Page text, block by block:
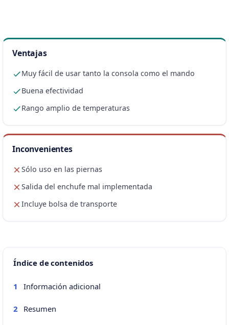
Ventajas
Muy fácil de usar tanto la consola como el mando
Buena efectividad
Rango amplio de temperaturas
Inconvenientes
Sólo uso en las piernas
Salida del enchufe mal implementada
Incluye bolsa de transporte
Índice de contenidos
1 Información adicional
2 Resumen